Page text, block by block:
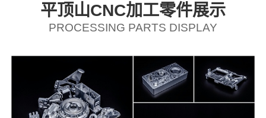
平顶山CNC加工零件展示
PROCESSING PARTS DISPLAY